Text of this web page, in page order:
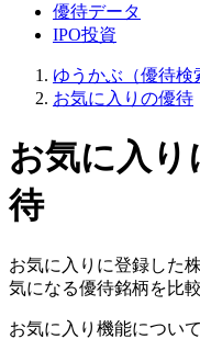
優待データ
IPO投資
ゆうかぶ（優待検
お気に入りの優待
お気に入り
待
お気に入りに登録した
気になる優待銘柄を比
お気に入り機能につい